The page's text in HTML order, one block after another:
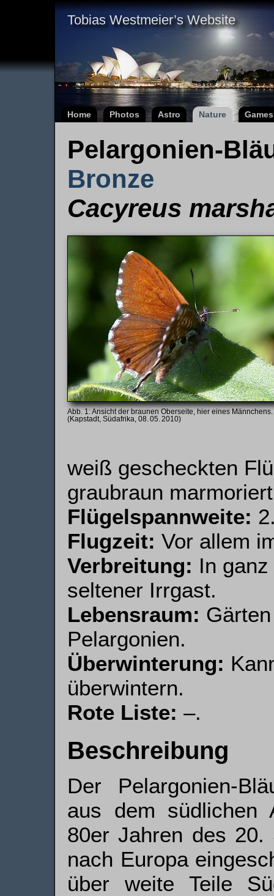
Tobias Westmeier’s Website
Home Photos Astro Nature Games
Pelargonien-
Bronze
Cacyreus
Ansicht der braunen Oberseite, hier eines Männchens.
(Kapstadt, Südafrika, 08. 05. 2010)
weiß gescheckten
graubraun
Flügelspannweite:
Flugzeit: Vor allem
Verbreitung: In
seltener Irrgast.
Lebensraum:
Pelargonien.
Überwinterung:
überwintern.
Rote Liste: –.
Beschreibung
Der Pelargonien-
aus dem südlichen
80er Jahren des 20.
nach Europa
über weite Teile